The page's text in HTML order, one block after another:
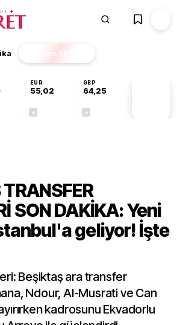
Finans EKSTRA
EUR
55,02
GBP
64,25
SON DAKİKA: Yeni
geliyor! İşte
Beşiktaş ara transfer
Ndour, Al-Musrati ve Can
kadrosunu Ekvadorlu